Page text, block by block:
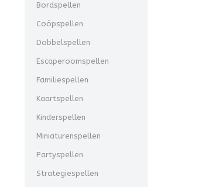
Bordspellen
Coöpspellen
Dobbelspellen
Escaperoomspellen
Familiespellen
Kaartspellen
Kinderspellen
Miniaturenspellen
Partyspellen
Strategiespellen